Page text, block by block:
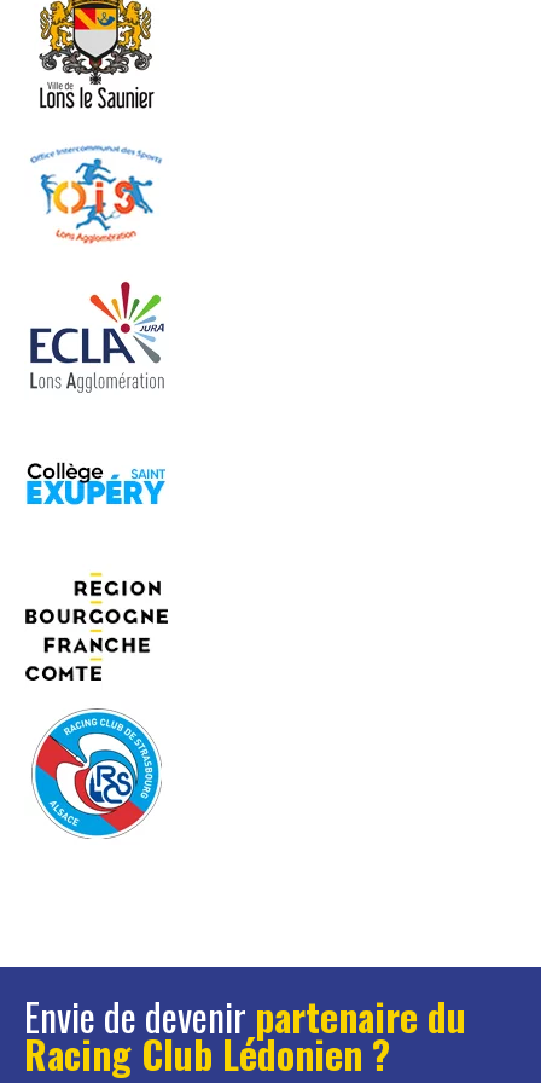
Envie de devenir partenaire du
Racing Club Lédonien ?